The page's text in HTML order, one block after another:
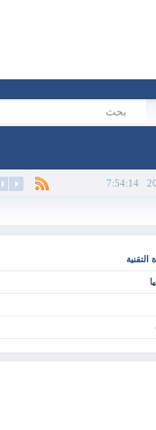
7:54:14
التقنية